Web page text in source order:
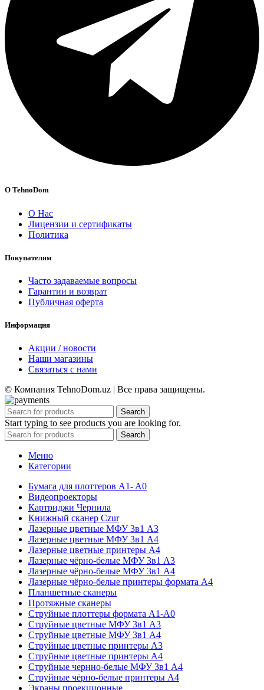
О TehnoDom
О Нас
Лицензии и сертификаты
Политика
Покупателям
Часто задаваемые вопросы
Гарантии и возврат
Публичная оферта
Информация
Акции / новости
Наши магазины
Связаться с нами
© Компания TehnoDom.uz | Все права защищены.
Search
Start typing to see products you are looking for.
Search
Меню
Категории
Бумага для плоттеров A1- A0
Видеопроекторы
Картриджи Чернила
Книжный сканер Czur
Лазерные цветные МФУ 3в1 А3
Лазерные цветные МФУ 3в1 А4
Лазерные цветные принтеры А4
Лазерные чёрно-белые МФУ 3в1 А3
Лазерные чёрно-белые МФУ 3в1 А4
Лазерные чёрно-белые принтеры формата А4
Планшетные сканеры
Протяжные сканеры
Струйные плоттеры формата А1-А0
Струйные цветные МФУ 3в1 А3
Струйные цветные МФУ 3в1 А4
Струйные цветные принтеры А3
Струйные цветные принтеры А4
Струйные чернно-белые МФУ 3в1 А4
Струйные чёрно-белые принтеры А4